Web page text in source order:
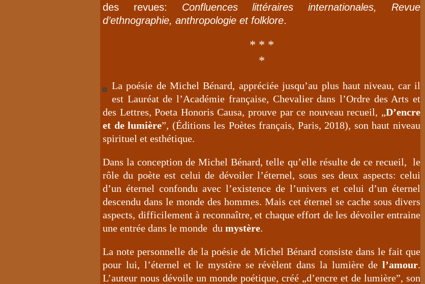
des revues: Confluences littéraires internationales, Revue
d’ethnographie, anthropologie et folklore.
* * *
*
La poésie de Michel Bénard, appréciée jusqu’au plus haut niveau, car il
est Lauréat de l’Académie française, Chevalier dans l’Ordre des Arts et
des Lettres, Poeta Honoris Causa, prouve par ce nouveau recueil, „D’encre
et de lumière”, (Éditions les Poètes français, Paris, 2018), son haut niveau
spirituel et esthétique.
Dans la conception de Michel Bénard, telle qu’elle résulte de ce recueil, le
rôle du poète est celui de dévoiler l’éternel, sous ses deux aspects: celui
d’un éternel confondu avec l’existence de l’univers et celui d’un éternel
descendu dans le monde des hommes. Mais cet éternel se cache sous divers
aspects, difficilement à reconnaître, et chaque effort de les dévoiler entraine
une entrée dans le monde du mystère.
La note personnelle de la poésie de Michel Bénard consiste dans le fait que
pour lui, l’éternel et le mystère se révèlent dans la lumière de l’amour.
L’auteur nous dévoile un monde poétique, créé „d’encre et de lumière”, son